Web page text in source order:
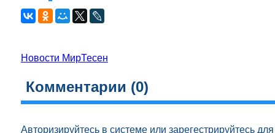
Новости МирТесен
Комментарии (0)
Авторизируйтесьв системе или зарегестрируйтесьдля